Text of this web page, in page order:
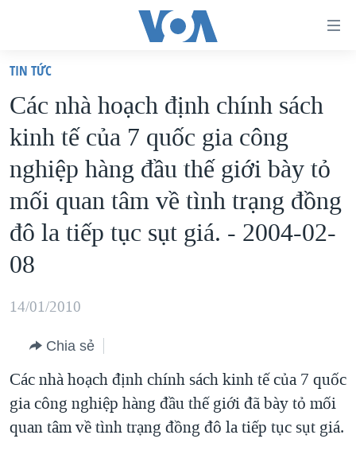
truy
cập
Tới
nội
dung
chính
Tới
điều
chính
"Tìm"
VIỆT NAM
HOA KỲ
BIỂN ĐÔNG
THẾ GIỚI
BLOG
DIỄN ĐÀN
TỰ DO BÁO CHÍ
VẠCH TRẦN TIN GIẢ
NGƯỜI VIỆT HẢI NGOẠI
ĐỜI SỐNG
KINH TẾ
CHUYÊN ĐỀ
CHIẾN TRANH THƯƠNG MẠI CỦA MỸ: QUÁ KHỨ VÀ HIỆN
HÀNH TRÌNH BẦU CỬ 2024
MỘT NĂM CHIẾN TRANH TẠI DẢI GAZA
HỌC TIẾNG ANH
VIDEO
NGHE
TIN TỨC
Các nhà hoạch định chính sách
kinh tế của 7 quốc gia công
nghiệp hàng đầu thế giới bày tỏ
mối quan tâm về tình trạng đồng
đô la tiếp tục sụt giá. - 2004-02-
08
14/01/2010
Chia sẻ
Các nhà hoạch định chính sách kinh tế của 7 quốc
gia công nghiệp hàng đầu thế giới đã bày tỏ mối
quan tâm về tình trạng đồng đô la tiếp tục sụt giá.